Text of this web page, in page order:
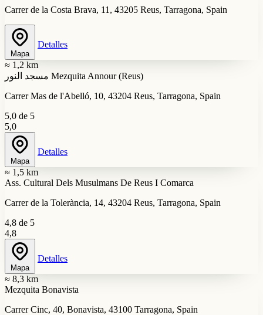
Carrer de la Costa Brava, 11, 43205 Reus, Tarragona, Spain
Mapa
Detalles
≈ 1,2 km
مسجد النور Mezquita Annour (Reus)
Carrer Mas de l'Abelló, 10, 43204 Reus, Tarragona, Spain
5,0 de 5
5,0
Mapa
Detalles
≈ 1,5 km
Ass. Cultural Dels Musulmans De Reus I Comarca
Carrer de la Tolerància, 14, 43204 Reus, Tarragona, Spain
4,8 de 5
4,8
Mapa
Detalles
≈ 8,3 km
Mezquita Bonavista
Carrer Cinc, 40, Bonavista, 43100 Tarragona, Spain